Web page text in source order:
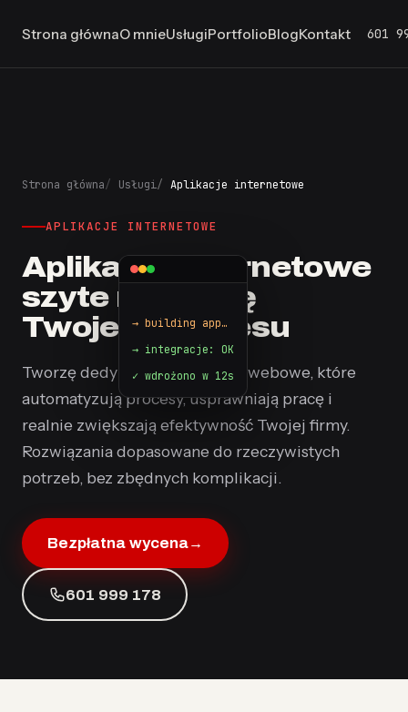
Strona głównaO mnieUsługiPortfolioBlogKontakt 601
✓ wdrożono w 12s
Strona główna Usługi Aplikacje internetowe
APLIKACJE INTERNETOWE
Aplikacje internetowe
szyte na miarę
Twojego biznesu
Tworzę dedykowane aplikacje webowe, które
automatyzują procesy, usprawniają pracę i
realnie zwiększają efektywność Twojej firmy.
Rozwiązania dopasowane do rzeczywistych
potrzeb, bez zbędnych komplikacji.
Bezpłatna wycena→
601 999 178